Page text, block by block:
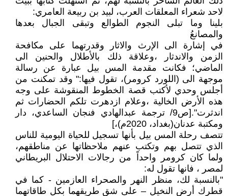
لاحد شعراء المعلقات العرب، لبيد بن ربيعة العامري:
بلينا وما تبلى النجوم الطوالع وتبقى الجبال بعدها
والمصانعُ
في إشارة الى الإرث والاثار وقدرتهما على مكافحة
الزمن والاندثار ،وعلاقة ذلك بالأطلال والحنين الى
الماضي؛ فكانت مقدمة المس بيل عبارة عن رسالة
موجهة الى (اللورد كرومر)، تقول فيها:" وقد تمكنت من
أجلس وحدي لأكتب قصة الخطوط المنقوشة على وجه
هذه الأرض الخالية ،وعلام ازدهرت تلكم الحضارات ثم
اندثرت".[ص9/ ترجمة عبدالهادي فنجان الساعدي، دار
ومكتبة عدنان(بغداد، 2020م)،]
تتصف رحلة المس بيل بأنها تسجيل للحياة اليومية للناس
الذي تتصل بهم وتكتب عنهم ملاحظاتها عن مناطقهم،
ولما كان كرومر واحداً من رجالات الاحتلال البريطاني
لمصر ، فانها تقول له:
"بالنسبة لك، منظر النهر والصحراء العازمين - كما في
قطرك أرض النخيل – على شق طريقهما بكل طاقاتهما